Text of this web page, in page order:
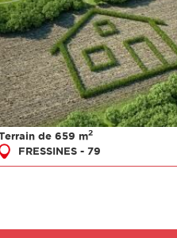
de 659 m2
FRESSINES - 79